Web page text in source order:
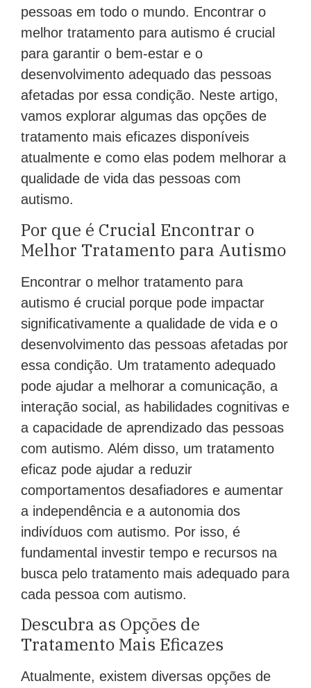
pessoas em todo o mundo. Encontrar o
melhor tratamento para autismo é crucial
para garantir o bem-estar e o
desenvolvimento adequado das pessoas
afetadas por essa condição. Neste artigo,
vamos explorar algumas das opções de
tratamento mais eficazes disponíveis
atualmente e como elas podem melhorar a
qualidade de vida das pessoas com
autismo.
Por que é Crucial Encontrar o
Melhor Tratamento para Autismo
Encontrar o melhor tratamento para
autismo é crucial porque pode impactar
significativamente a qualidade de vida e o
desenvolvimento das pessoas afetadas por
essa condição. Um tratamento adequado
pode ajudar a melhorar a comunicação, a
interação social, as habilidades cognitivas e
a capacidade de aprendizado das pessoas
com autismo. Além disso, um tratamento
eficaz pode ajudar a reduzir
comportamentos desafiadores e aumentar
a independência e a autonomia dos
indivíduos com autismo. Por isso, é
fundamental investir tempo e recursos na
busca pelo tratamento mais adequado para
cada pessoa com autismo.
Descubra as Opções de
Tratamento Mais Eficazes
Atualmente, existem diversas opções de